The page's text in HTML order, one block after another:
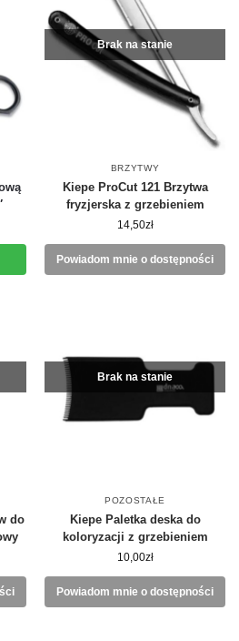
Brak na stanie
BRZYTWY
Kiepe ProCut 121 Brzytwa
fryzjerska z grzebieniem
14,50zł
Powiadom mnie o dostępności
do
Brak na stanie
POZOSTAŁE
Kiepe Paletka deska do
koloryzacji z grzebieniem
10,00zł
Powiadom mnie o dostępności